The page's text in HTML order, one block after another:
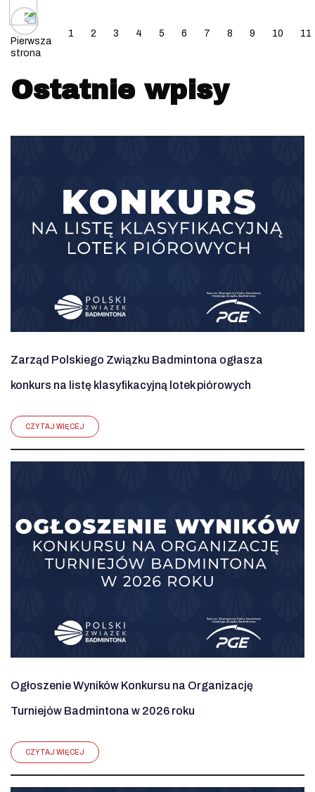
Posts navigation
Pierwsza
strona
1 2 3 4 5 6 7 8 9 10 11
Ostatnie wpisy
Zarząd Polskiego Związku Badmintona ogłasza
konkurs na listę klasyfikacyjną lotek piórowych
CZYTAJ WIĘCEJ
Ogłoszenie Wyników Konkursu na Organizację
Turniejów Badmintona w 2026 roku
CZYTAJ WIĘCEJ